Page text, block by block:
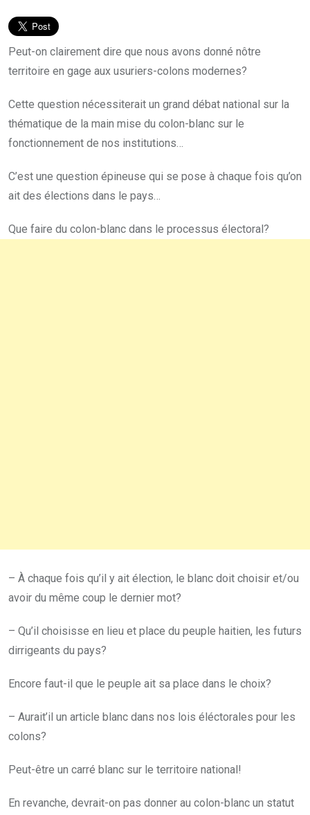
Peut-on clairement dire que nous avons donné nôtre
territoire en gage aux usuriers-colons modernes?
Cette question nécessiterait un grand débat national sur la
thématique de la main mise du colon-blanc sur le
fonctionnement de nos institutions…
C’est une question épineuse qui se pose à chaque fois qu’on
ait des élections dans le pays…
Que faire du colon-blanc dans le processus électoral?
– À chaque fois qu’il y ait élection, le blanc doit choisir et/ou
avoir du même coup le dernier mot?
– Qu’il choisisse en lieu et place du peuple haitien, les futurs
dirrigeants du pays?
Encore faut-il que le peuple ait sa place dans le choix?
– Aurait’il un article blanc dans nos lois éléctorales pour les
colons?
Peut-être un carré blanc sur le territoire national!
En revanche, devrait-on pas donner au colon-blanc un statut